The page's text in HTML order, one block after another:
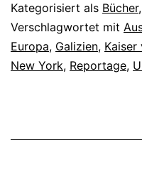
Kategorisiert als Bücher,
Verschlagwortet mit
Europa, Galizien, Kaiser
New York, Reportage,